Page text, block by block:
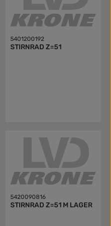
5401200192
STIRNRAD Z=51
5420090816
STIRNRAD Z=51 M LAGER